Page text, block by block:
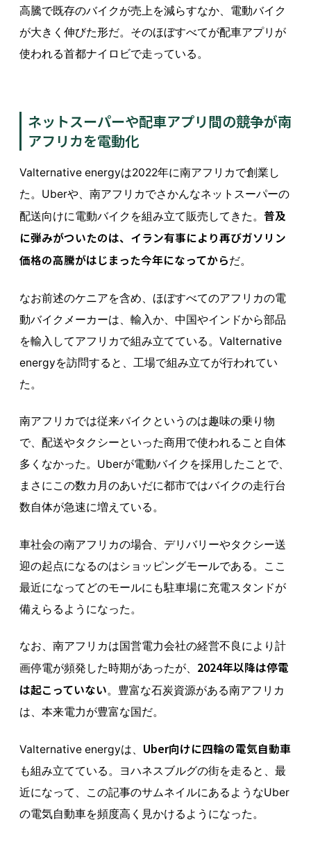
高騰で既存のバイクが売上を減らすなか、電動バイク
が大きく伸びた形だ。そのほぼすべてが配車アプリが
使われる首都ナイロビで走っている。
ネットスーパーや配車アプリ間の競争が南
アフリカを電動化
Valternative energyは2022年に南アフリカで創業し
た。Uberや、南アフリカでさかんなネットスーパーの
配送向けに電動バイクを組み立て販売してきた。 普及
に弾みがついたのは、イラン有事により再びガソリン
価格の高騰がはじまった今年になってからだ。
なお前述のケニアを含め、ほぼすべてのアフリカの電
動バイクメーカーは、輸入か、中国やインドから部品
を輸入してアフリカで組み立てている。Valternative
energyを訪問すると、工場で組み立てが行われてい
た。
南アフリカでは従来バイクというのは趣味の乗り物
で、配送やタクシーといった商用で使われること自体
多くなかった。Uberが電動バイクを採用したことで、
まさにこの数カ月のあいだに都市ではバイクの走行台
数自体が急速に増えている。
車社会の南アフリカの場合、デリバリーやタクシー送
迎の起点になるのはショッピングモールである。ここ
最近になってどのモールにも駐車場に充電スタンドが
備えらるようになった。
なお、南アフリカは国営電力会社の経営不良により計
画停電が頻発した時期があったが、 2024年以降は停電
は起こっていない。豊富な石炭資源がある南アフリカ
は、本来電力が豊富な国だ。
Valternative energyは、 Uber向けに四輪の電気自動車
も組み立てている。ヨハネスブルグの街を走ると、最
近になって、この記事のサムネイルにあるようなUber
の電気自動車を頻度高く見かけるようになった。